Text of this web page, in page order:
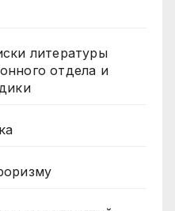
литературы
отдела и